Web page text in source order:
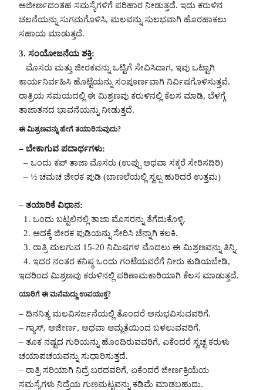
ಅಜೀರ್ಣದಂತಹ ಸಮಸ್ಯೆಗಳಿಗೆ ಪರಿಹಾರ ನೀಡುತ್ತದೆ. ಇದು ಕರುಳಿನ
ಚಲನೆಯನ್ನು ಸುಗಮಗೊಳಿಸಿ, ಮಲವನ್ನು ಸುಲಭವಾಗಿ ಹೊರಹಾಕಲು
ಸಹಾಯ ಮಾಡುತ್ತದೆ.
3. ಸಂಯೋಜನೆಯ ಶಕ್ತಿ:
ಮೊಸರು ಮತ್ತು ಜೀರಕವನ್ನು ಒಟ್ಟಿಗೆ ಸೇವಿಸಿದಾಗ, ಇವು ಒಟ್ಟಾಗಿ
ಕಾರ್ಯನಿರ್ವಹಿಸಿ ಹೊಟ್ಟೆಯನ್ನು ಸಂಪೂರ್ಣವಾಗಿ ನಿರ್ವಿಷಗೊಳಿಸುತ್ತವೆ.
ರಾತ್ರಿಯ ಸಮಯದಲ್ಲಿ ಈ ಮಿಶ್ರಣವು ಕರುಳಿನಲ್ಲಿ ಕೆಲಸ ಮಾಡಿ, ಬೆಳಗ್ಗೆ
ತಾಜಾತನದ ಭಾವನೆಯನ್ನು ನೀಡುತ್ತದೆ.
ಈ ಮಿಶ್ರಣವನ್ನು ಹೇಗೆ ತಯಾರಿಸುವುದು?
– ಬೇಕಾಗುವ ಪದಾರ್ಥಗಳು:
– ಒಂದು ಕಪ್ ತಾಜಾ ಮೊಸರು (ಉಪ್ಪು ಅಥವಾ ಸಕ್ಕರೆ ಸೇರಿಸದಿರಿ)
– ½ ಚಮಚ ಜೀರಕ ಪುಡಿ (ಬಾಣಲೆಯಲ್ಲಿ ಸ್ವಲ್ಪ ಹುರಿದರೆ ಉತ್ತಮ)
– ತಯಾರಿಕೆ ವಿಧಾನ:
1. ಒಂದು ಬಟ್ಟಲಿನಲ್ಲಿ ತಾಜಾ ಮೊಸರನ್ನು ತೆಗೆದುಕೊಳ್ಳಿ.
2. ಅದಕ್ಕೆ ಜೀರಕ ಪುಡಿಯನ್ನು ಸೇರಿಸಿ ಚೆನ್ನಾಗಿ ಕಲಕಿ.
3. ರಾತ್ರಿ ಮಲಗುವ 15-20 ನಿಮಿಷಗಳ ಮೊದಲು ಈ ಮಿಶ್ರಣವನ್ನು ತಿನ್ನಿ.
4. ಇದರ ನಂತರ ಕನಿಷ್ಠ ಒಂದು ಗಂಟೆಯವರೆಗೆ ನೀರು ಕುಡಿಯಬೇಡಿ,
ಇದರಿಂದ ಮಿಶ್ರಣವು ಕರುಳಿನಲ್ಲಿ ಪರಿಣಾಮಕಾರಿಯಾಗಿ ಕೆಲಸ ಮಾಡುತ್ತದೆ.
ಯಾರಿಗೆ ಈ ಮನೆಮದ್ದು ಉಪಯುಕ್ತ?
– ದಿನನಿತ್ಯ ಮಲವಿಸರ್ಜನೆಯಲ್ಲಿ ತೊಂದರೆ ಅನುಭವಿಸುವವರಿಗೆ.
– ಗ್ಯಾಸ್, ಅಜೀರ್ಣ, ಅಥವಾ ಆಮ್ಲತೆಯಿಂದ ಬಳಲುವವರಿಗೆ.
– ತೂಕ ನಷ್ಟದ ಗುರಿಯನ್ನು ಹೊಂದಿರುವವರಿಗೆ, ಏಕೆಂದರೆ ಸ್ವಚ್ಛ ಕರುಳು
ಚಯಾಪಚಯವನ್ನು ಸುಧಾರಿಸುತ್ತದೆ.
– ರಾತ್ರಿ ಸರಿಯಾಗಿ ನಿದ್ರೆ ಬರದವರಿಗೆ, ಏಕೆಂದರೆ ಜೀರ್ಣಕ್ರಿಯೆಯ
ಸಮಸ್ಯೆಗಳು ನಿದ್ರೆಯ ಗುಣಮಟ್ಟವನ್ನು ಕಡಿಮೆ ಮಾಡಬಹುದು.